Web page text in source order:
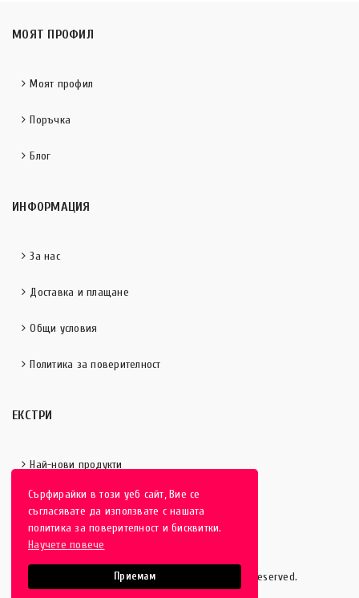
Сърфирайки в този уеб сайт, Вие се
съгласявате да използвате с нашата
политика за поверителност и бисквитки.
Научете повече
Приемам
МОЯТ ПРОФИЛ
Моят профил
Поръчка
Блог
ИНФОРМАЦИЯ
За нас
Доставка и плащане
Общи условия
Политика за поверителност
ЕКСТРИ
Най-нови продукти
Отличени продукти
HobbyEver.com© 2016-2025 - All rights reserved.